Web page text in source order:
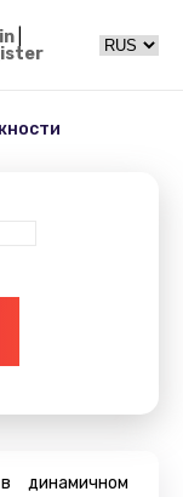
|
динамичном